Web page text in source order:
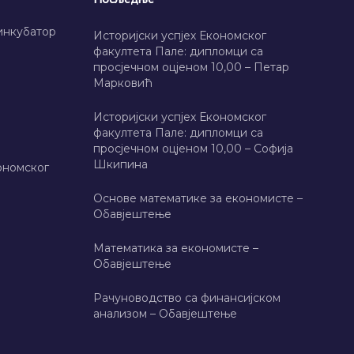
Историјски успјех Економског
факултета Пале: дипломци са
просјечном оцјеном 10,00 – Петар
Марковић
Историјски успјех Економског
факултета Пале: дипломци са
просјечном оцјеном 10,00 – Софија
Шкипина
Основе математике за економисте –
Обавјештење
Математика за економисте –
Обавјештење
Рачуноводство са финансијском
анализом – Обавјештење